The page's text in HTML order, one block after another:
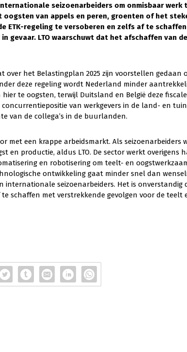
seizoenarbeiders om onmisbaar werk
oogsten van appels en peren, groenten of het
ETK-regeling te versoberen en zelfs af te
gevaar. LTO waarschuwt dat het afschaffen van
over het Belastingplan 2025 zijn voorstellen gedaan
deze regeling wordt Nederland minder
hier te oogsten, terwijl Duitsland en België deze
van werkgevers in de land- en
van de collega’s in de buurlanden.
met een krappe arbeidsmarkt. Als seizoenarbeiders
en productie, aldus LTO. De sector werkt overigens
en robotisering om teelt- en
ontwikkeling gaat minder snel dan
internationale seizoenarbeiders. Het is
schaffen met verstrekkende gevolgen voor de teelt